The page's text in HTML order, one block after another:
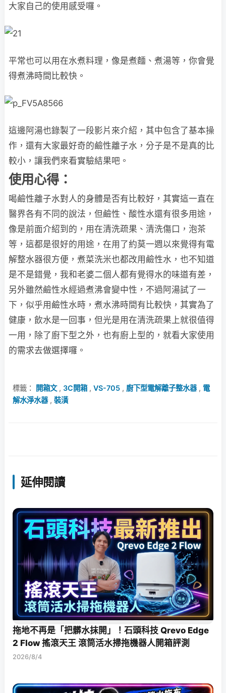
大家自己的使用感受囉。
平常也可以用在水煮料理，像是煮麵、煮湯等，你會覺
得煮沸時間比較快。
這邊阿湯也錄製了一段影片來介紹，其中包含了基本操
作，還有大家最好奇的鹼性離子水，分子是不是真的比
較小，讓我們來看實驗結果吧。
使用心得：
喝鹼性離子水對人的身體是否有比較好，其實這一直在
醫界各有不同的說法，但鹼性、酸性水還有很多用途，
像是前面介紹到的，用在清洗疏果、清洗傷口，泡茶
等，這都是很好的用途，在用了約莫一週以來覺得有電
解整水器很方便，煮菜洗米也都改用鹼性水，也不知道
是不是錯覺，我和老婆二個人都有覺得水的味道有差，
另外雖然鹼性水經過煮沸會變中性，不過阿湯試了一
下，似乎用鹼性水時，煮水沸時間有比較快，其實為了
健康，飲水是一回事，但光是用在清洗疏果上就很值得
一用，除了廚下型之外，也有廚上型的，就看大家使用
的需求去做選擇囉。
標籤： 開箱文, 3C開箱, VS-705 , 廚下型電解離子整水器, 電
解水淨水器, 裝潢
延伸閱讀
拖地不再是「把髒水抹開」！石頭科技 Qrevo Edge
2 Flow 搖滾天王 滾筒活水掃拖機器人開箱評測
2026/8/4